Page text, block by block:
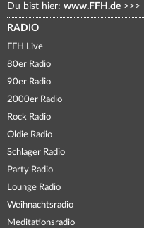
Du bist hier: www.FFH.de >>>
RADIO
FFH Live
80er Radio
90er Radio
2000er Radio
Rock Radio
Oldie Radio
Schlager Radio
Party Radio
Lounge Radio
Weihnachtsradio
Meditationsradio